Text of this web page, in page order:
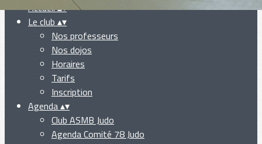
Accueil▴▾
Le club ▴▾
Nos professeurs
Nos dojos
Horaires
Tarifs
Inscription
Agenda▴▾
Club ASMB Judo
Agenda Comité 78 Judo